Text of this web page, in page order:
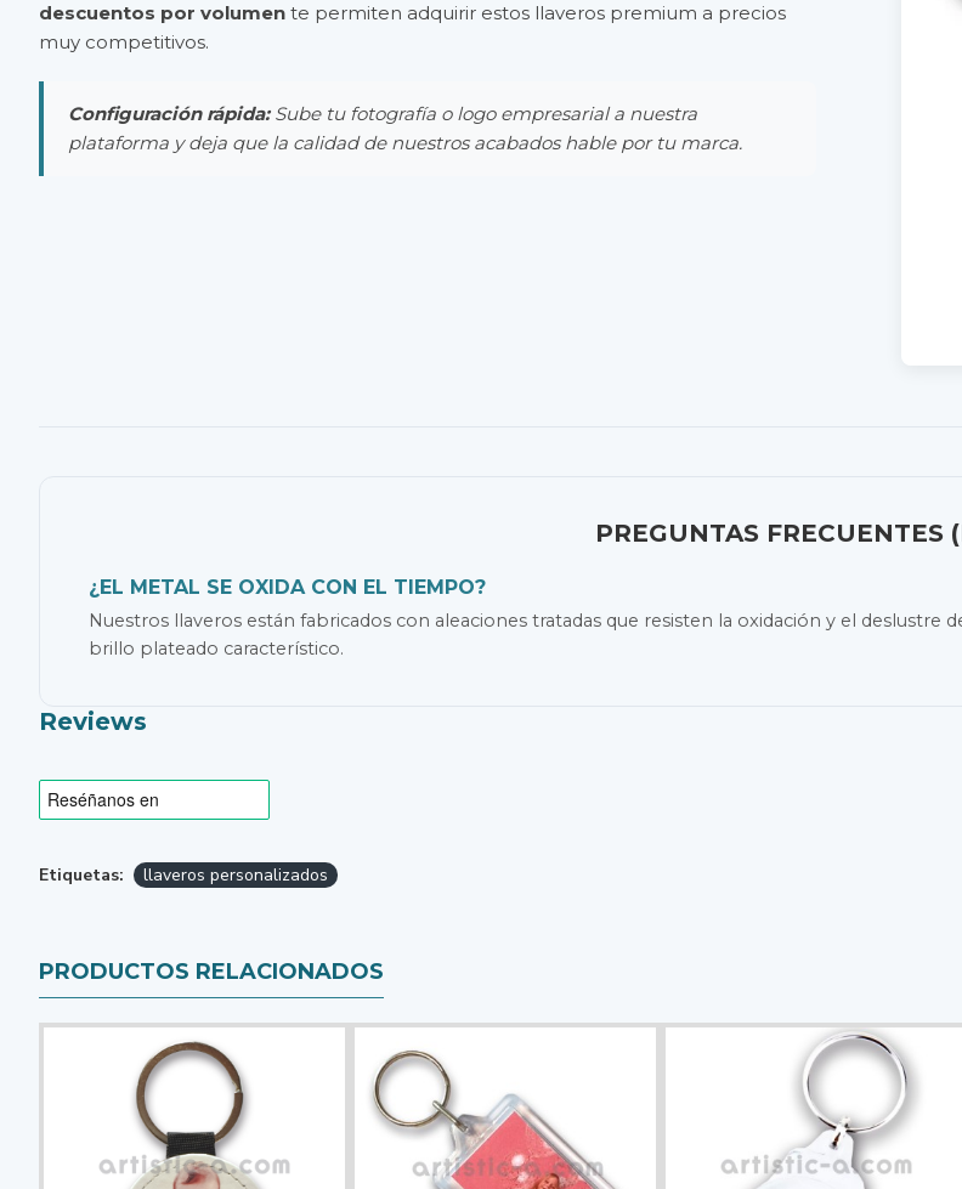
descuentos por volumen te permiten adquirir estos llaveros premium a precios
muy competitivos.
Configuración rápida:Sube tu fotografía o logo empresarial a nuestra
plataforma y deja que la calidad de nuestros acabados hable por tu marca.
PREGUNTAS FRECUENTES
¿EL METAL SE OXIDA CON EL TIEMPO?
Nuestros llaveros están fabricados con aleaciones tratadas que resisten la oxidación y el deslustre
brillo plateado característico.
Reviews
Etiquetas: llaveros personalizados
PRODUCTOS RELACIONADOS